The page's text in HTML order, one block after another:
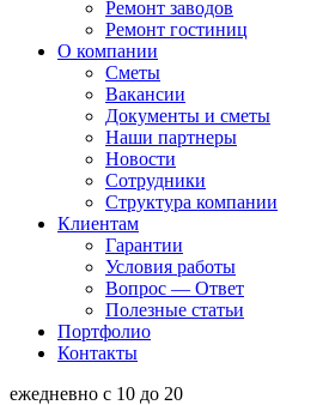
Ремонт заводов
Ремонт гостиниц
О компании
Сметы
Вакансии
Документы и сметы
Наши партнеры
Новости
Сотрудники
Структура компании
Клиентам
Гарантии
Условия работы
Вопрос — Ответ
Полезные статьи
Портфолио
Контакты
ежедневно с 10 до 20